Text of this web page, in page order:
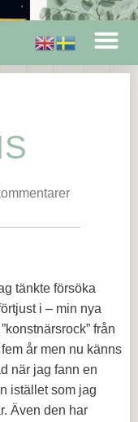
tänkte försöka
i – min nya
från
år men nu känns
när jag fann en
istället som jag
Även den har